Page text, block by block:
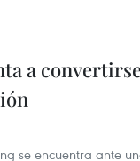
a
se encuentra ante